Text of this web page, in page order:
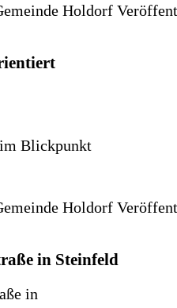
Holdorf
Blickpunkt
Holdorf
in Steinfeld